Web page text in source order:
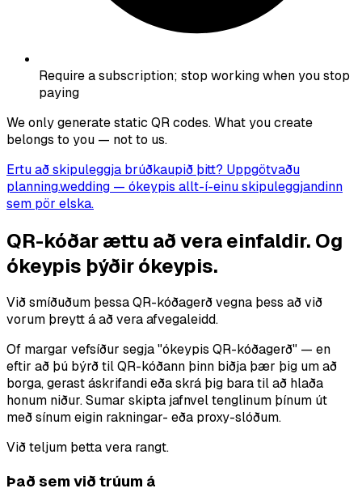
Require a subscription; stop working when you stop
paying
We only generate static QR codes. What you create
belongs to you — not to us.
Ertu að skipuleggja brúðkaupið þitt? Uppgötvaðu
planning.wedding — ókeypis allt-í-einu skipuleggjandinn
sem pör elska.
QR-kóðar ættu að vera einfaldir. Og
ókeypis þýðir ókeypis.
Við smíðuðum þessa QR-kóðagerð vegna þess að við
vorum þreytt á að vera afvegaleidd.
Of margar vefsíður segja "ókeypis QR-kóðagerð" — en
eftir að þú býrð til QR-kóðann þinn biðja þær þig um að
borga, gerast áskrifandi eða skrá þig bara til að hlaða
honum niður. Sumar skipta jafnvel tenglinum þínum út
með sínum eigin rakningar- eða proxy-slóðum.
Við teljum þetta vera rangt.
Það sem við trúum á